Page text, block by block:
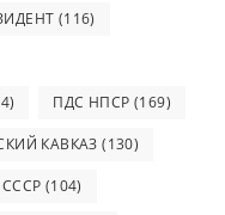
(116)
ПДС НПСР (169)
КАВКАЗ (130)
СССР (104)